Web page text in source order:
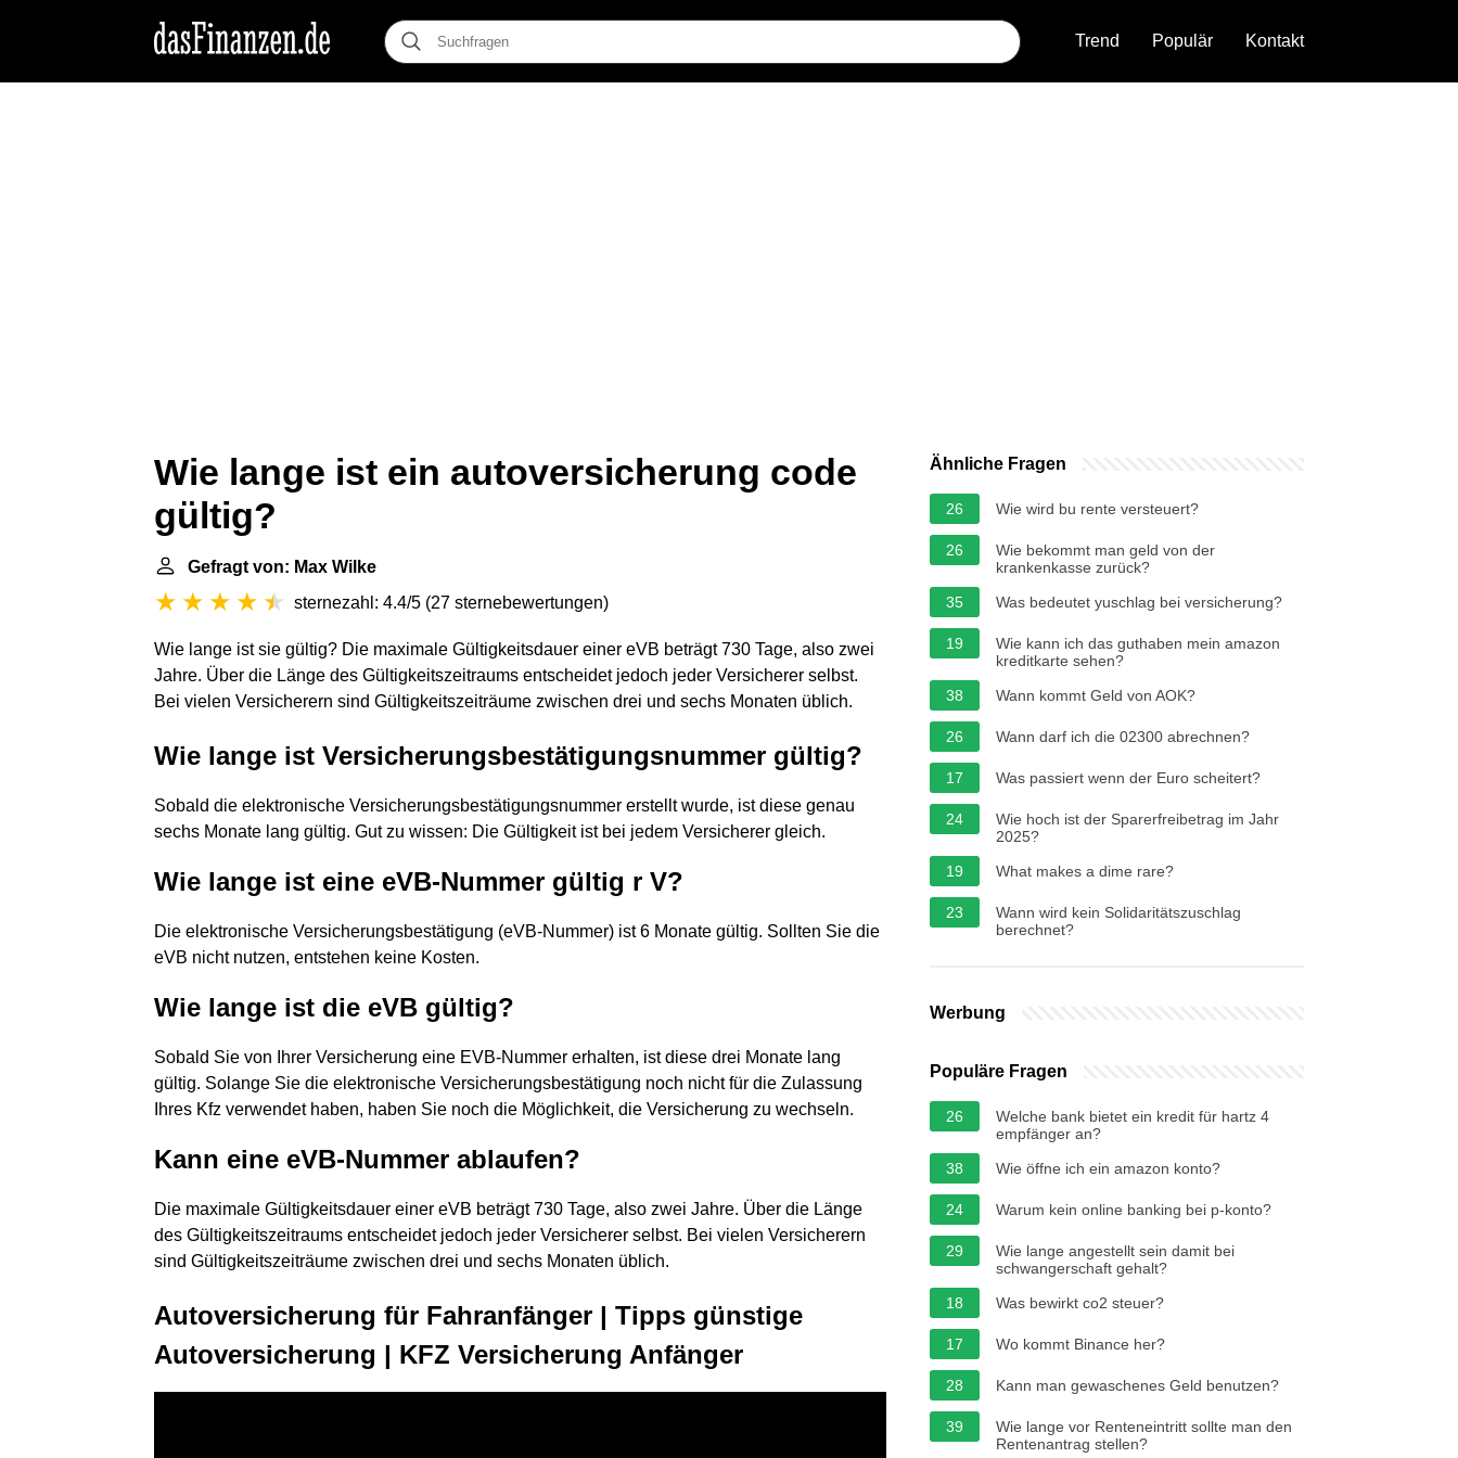
Trend Populär Kontakt
Wie lange ist ein autoversicherung code
gültig?
Gefragt von: Max Wilke
sternezahl: 4.4/5 (27 sternebewertungen)
Wie lange ist sie gültig? Die maximale Gültigkeitsdauer einer eVB beträgt 730 Tage, also zwei
Jahre. Über die Länge des Gültigkeitszeitraums entscheidet jedoch jeder Versicherer selbst.
Bei vielen Versicherern sind Gültigkeitszeiträume zwischen drei und sechs Monaten üblich.
Wie lange ist Versicherungsbestätigungsnummer gültig?
Sobald die elektronische Versicherungsbestätigungsnummer erstellt wurde, ist diese genau
sechs Monate lang gültig. Gut zu wissen: Die Gültigkeit ist bei jedem Versicherer gleich.
Wie lange ist eine eVB-Nummer gültig r V?
Die elektronische Versicherungsbestätigung (eVB-Nummer) ist 6 Monate gültig. Sollten Sie die
eVB nicht nutzen, entstehen keine Kosten.
Wie lange ist die eVB gültig?
Sobald Sie von Ihrer Versicherung eine EVB-Nummer erhalten, ist diese drei Monate lang
gültig. Solange Sie die elektronische Versicherungsbestätigung noch nicht für die Zulassung
Ihres Kfz verwendet haben, haben Sie noch die Möglichkeit, die Versicherung zu wechseln.
Kann eine eVB-Nummer ablaufen?
Die maximale Gültigkeitsdauer einer eVB beträgt 730 Tage, also zwei Jahre. Über die Länge
des Gültigkeitszeitraums entscheidet jedoch jeder Versicherer selbst. Bei vielen Versicherern
sind Gültigkeitszeiträume zwischen drei und sechs Monaten üblich.
Autoversicherung für Fahranfänger | Tipps günstige
Autoversicherung | KFZ Versicherung Anfänger
Ähnliche Fragen
26 Wie wird bu rente versteuert?
26
Wie bekommt man geld von der
krankenkasse zurück?
35
Was bedeutet yuschlag bei versicherung?
19
Wie kann ich das guthaben mein amazon
kreditkarte sehen?
38
Wann kommt Geld von AOK?
26 Wann darf ich die 02300 abrechnen?
17 Was passiert wenn der Euro scheitert?
24
Wie hoch ist der Sparerfreibetrag im Jahr
2025?
19
What makes a dime rare?
23
Wann wird kein Solidaritätszuschlag
berechnet?
Werbung
Populäre Fragen
26
Welche bank bietet ein kredit für hartz 4
empfänger an?
38
Wie öffne ich ein amazon konto?
24 Warum kein online banking bei p-konto?
29
Wie lange angestellt sein damit bei
schwangerschaft gehalt?
18
Was bewirkt co2 steuer?
17 Wo kommt Binance her?
28 Kann man gewaschenes Geld benutzen?
39
Wie lange vor Renteneintritt sollte man den
Rentenantrag stellen?